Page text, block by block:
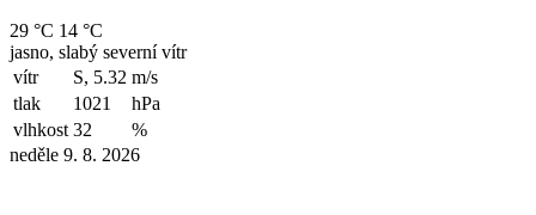
29 °C 14 °C
jasno, slabý severní vítr
vítr
S, 5.32 m/s
tlak
1021
hPa
vlhkost 32
%
neděle 9. 8. 2026